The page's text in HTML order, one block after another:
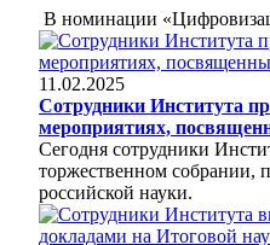
В номинации
11.02.2025
Сотрудники Института
мероприятиях,
Сегодня сотрудники
торжественном собрании,
российской науки.